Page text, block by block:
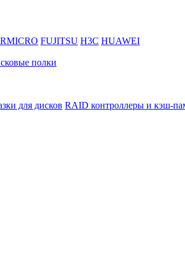
FUJITSU H3C HUAWEI
полки
для дисков RAID контроллеры и кэш-